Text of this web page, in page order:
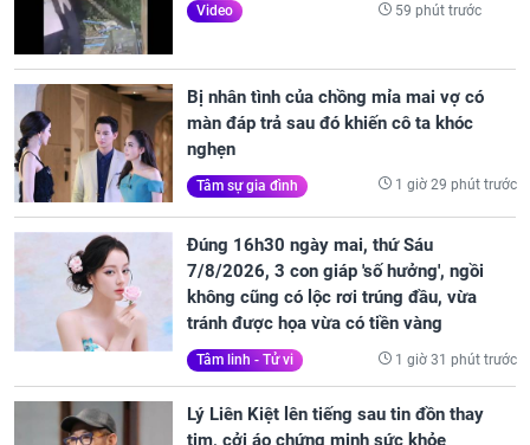
Video 59 phút trước
Bị nhân tình của chồng mỉa mai vợ có
màn đáp trả sau đó khiến cô ta khóc
nghẹn
Tâm sự gia đình 1 giờ 29 phút trước
Đúng 16h30 ngày mai, thứ Sáu
7/8/2026, 3 con giáp 'số hưởng', ngồi
không cũng có lộc rơi trúng đầu, vừa
tránh được họa vừa có tiền vàng
Tâm linh - Tử vi 1 giờ 31 phút trước
Lý Liên Kiệt lên tiếng sau tin đồn thay
tim, cởi áo chứng minh sức khỏe